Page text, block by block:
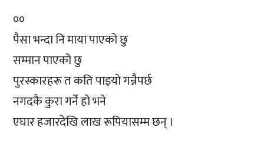
००
पैसा भन्दा नि माया पाएको छु
सम्मान पाएको छु
पुरस्कारहरू त कति पाइयो गन्नैपर्छ
नगदकै कुरा गर्ने हो भने
एघार हजारदेखि लाख रूपियासम्म छन् ।